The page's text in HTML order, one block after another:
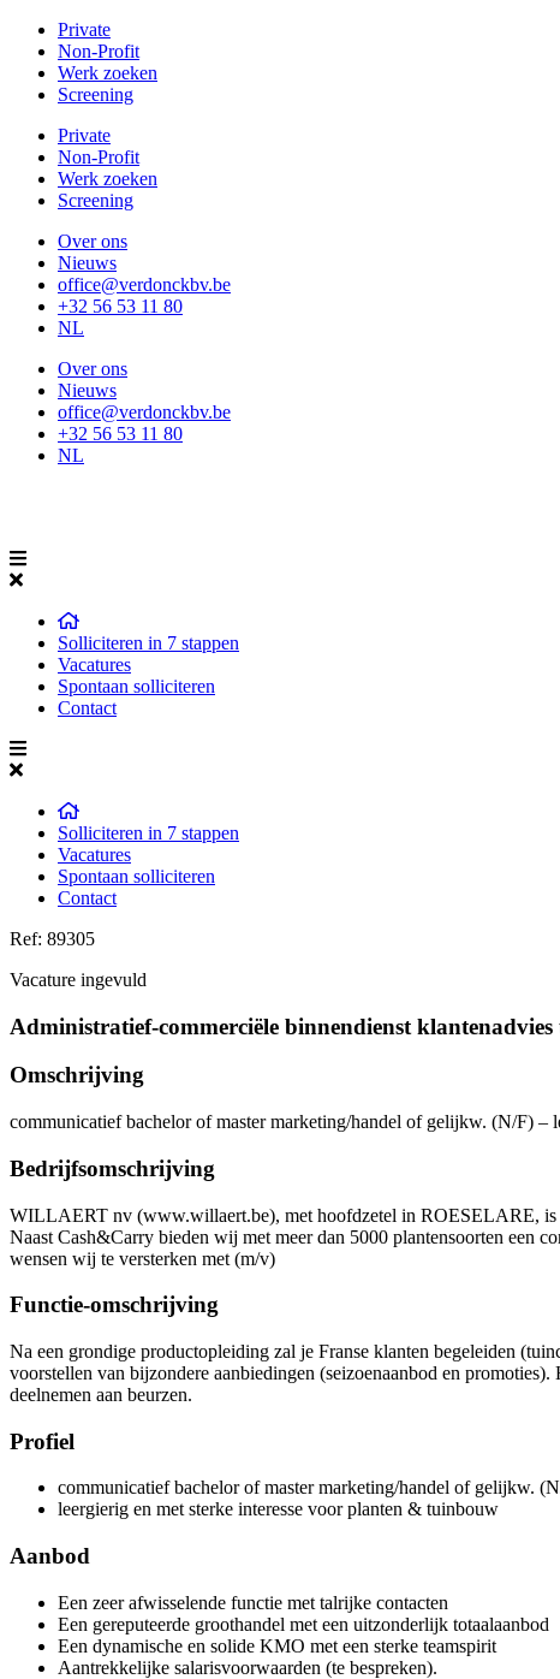
naar
inhoud
Private
Non-Profit
Werk zoeken
Screening
Private
Non-Profit
Werk zoeken
Screening
Over ons
Nieuws
office@verdonckbv.be
+32 56 53 11 80
NL
Over ons
Nieuws
office@verdonckbv.be
+32 56 53 11 80
NL
Solliciteren in 7 stappen
Vacatures
Spontaan solliciteren
Contact
Solliciteren in 7 stappen
Vacatures
Spontaan solliciteren
Contact
Ref: 89305
Vacature ingevuld
Administratief-commerciële binnendienst
Omschrijving
communicatief bachelor of master marketing/handel of gelijkw. (N/F) –
Bedrijfsomschrijving
WILLAERT nv (www.willaert.be), met hoofdzetel in ROESELARE, is
Naast Cash&Carry bieden wij met meer dan 5000 plantensoorten een
wensen wij te versterken met (m/v)
Functie-omschrijving
Na een grondige productopleiding zal je Franse klanten begeleiden
voorstellen van bijzondere aanbiedingen (seizoenaanbod en
deelnemen aan beurzen.
Profiel
communicatief bachelor of master marketing/handel of gelijkw.
leergierig en met sterke interesse voor planten & tuinbouw
Aanbod
Een zeer afwisselende functie met talrijke contacten
Een gereputeerde groothandel met een uitzonderlijk totaalaanbod
Een dynamische en solide KMO met een sterke teamspirit
Aantrekkelijke salarisvoorwaarden (te bespreken).